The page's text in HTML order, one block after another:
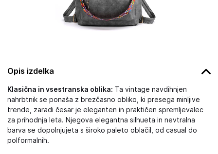
Opis izdelka
Klasična in vsestranska oblika: Ta vintage navdihnjen
nahrbtnik se ponaša z brezčasno obliko, ki presega minljive
trende, zaradi česar je eleganten in praktičen spremljevalec
za prihodnja leta. Njegova elegantna silhueta in nevtralna
barva se dopolnjujeta s široko paleto oblačil, od casual do
polformalnih.